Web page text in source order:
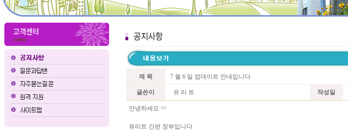
제 목 7 월 6 일 업데이트 안내입니다
글쓴이 유 리 트 작성일
안녕하세요 ^^
유리트 간편 장부입니다